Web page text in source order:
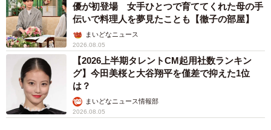
優が初登場 女手ひとつで育ててくれた母の手
伝いで料理人を夢見たことも【徹子の部屋】
まいどなニュース
2026.08.05
【2026上半期タレントCM起用社数ランキン
グ】今田美桜と大谷翔平を僅差で抑えた1位
は？
まいどなニュース情報部
2026.08.05